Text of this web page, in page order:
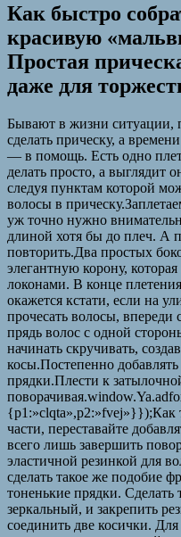
Как быстро
красивую
Простая
даже для
Бывают в жизни ситуации,
сделать прическу, а
— в помощь. Есть одно
делать просто, а выглядит
следуя пунктам которой
волосы в
уж точно нужно
длиной хотя бы до плеч. А
повторить.Два простых
элегантную корону,
локонами. В конце
окажется кстати, если на
прочесать волосы, впереди
прядь волос с одной
начинать скручивать,
косы.Постепенно
прядки.Плести к
{p1:»clqta»,p2:»fvej»}});Как
части, переставайте
всего лишь завершить
эластичной резинкой для
сделать такое же подобие
тоненькие прядки. Сделать
зеркальный, и закрепить
соединить две косички.